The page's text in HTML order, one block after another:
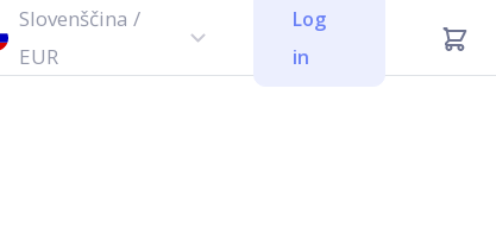
Slovenščina /
EUR
Log
in